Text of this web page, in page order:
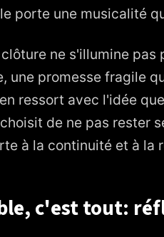
porte une musicalité
ne s'illumine
une promesse fragile
ressort avec l'idée
de ne pas rester
à la continuité et à la
c'est tout: